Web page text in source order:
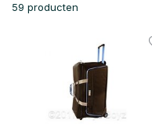
59 producten